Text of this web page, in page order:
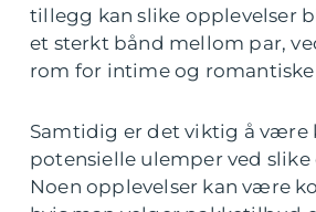
tillegg kan slike opplevelser
et sterkt bånd mellom par,
rom for intime og
Samtidig er det viktig å være
potensielle ulemper ved slike
Noen opplevelser kan være